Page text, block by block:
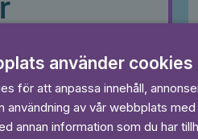
dagar gratis
använder cookies
för att anpassa innehåll,
användning av vår webbplats
annan information som du har